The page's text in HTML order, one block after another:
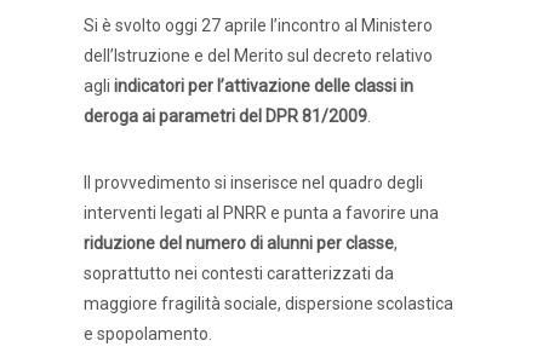
Si è svolto oggi 27 aprile l’incontro al Ministero
dell’Istruzione e del Merito sul decreto relativo
agli indicatori per l’attivazione delle classi in
deroga ai parametri del DPR 81/2009
Il provvedimento si inserisce nel quadro degli
interventi legati al PNRR e punta a favorire una
riduzione del numero di alunni per classe,
soprattutto nei contesti caratterizzati da
maggiore fragilità sociale, dispersione scolastica
e spopolamento.